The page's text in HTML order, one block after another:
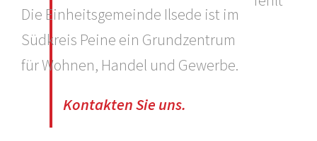
Die Einheitsgemeinde Ilsede ist im
Südkreis Peine ein Grundzentrum
für Wohnen, Handel und Gewerbe.
Kontakten Sie uns.